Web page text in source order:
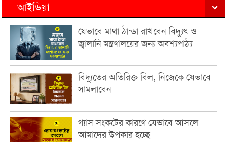
আইডিয়া
যেভাবে মাথা ঠান্ডা রাখবেন বিদ্যুৎ ও
জ্বালানি মন্ত্রণালয়ের জন্য অবশ্যপাঠ্য
বিদ্যুতের অতিরিক্ত বিল, নিজেকে যেভাবে
সামলাবেন
গ্যাস সংকটের কারণে যেভাবে আসলে
আমাদের উপকার হচ্ছে